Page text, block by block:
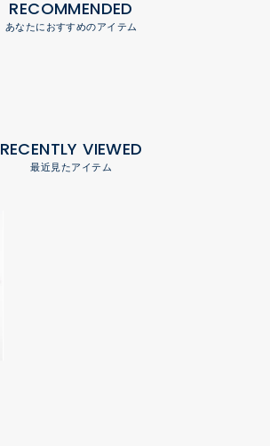
RECOMMENDED
あなたにおすすめのアイテム
RECENTLY VIEWED
最近見たアイテム